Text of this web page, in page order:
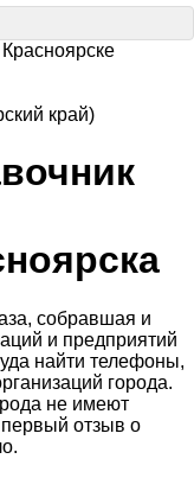
край)
собравшая и
и предприятий
найти телефоны,
города.
не имеют
отзыв о